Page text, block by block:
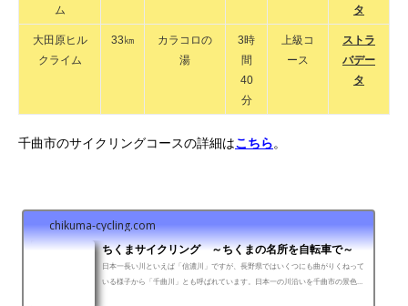
ム
タ
大田原ヒル
クライム
33㎞
カラコロの
湯
3時
間
40
分
上級コ
ース
ストラ
バデー
タ
千曲市のサイクリングコースの詳細はこちら。
chikuma-cycling.com
ちくまサイクリング ～ちくまの名所を自転車で～
日本一長い川といえば「信濃川」ですが、長野県ではいくつにも曲がりくねって
いる様子から「千曲川」とも呼ばれています。日本一の川沿いを千曲市の景色・